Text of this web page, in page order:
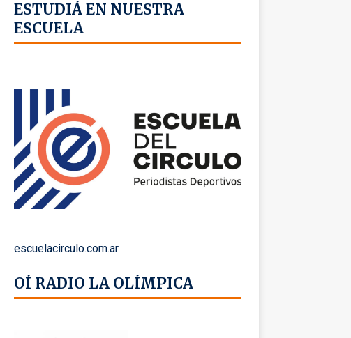
ESTUDIÁ EN NUESTRA
ESCUELA
escuelacirculo.com.ar
OÍ RADIO LA OLÍMPICA